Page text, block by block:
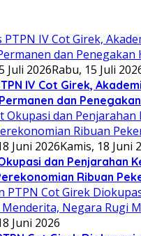
Juli 2026Rabu, 15 Juli
IV Cot Girek,
dan
Juni 2026Kamis, 18 Juni
dan Penjarahan
Ribuan
Juni 2026